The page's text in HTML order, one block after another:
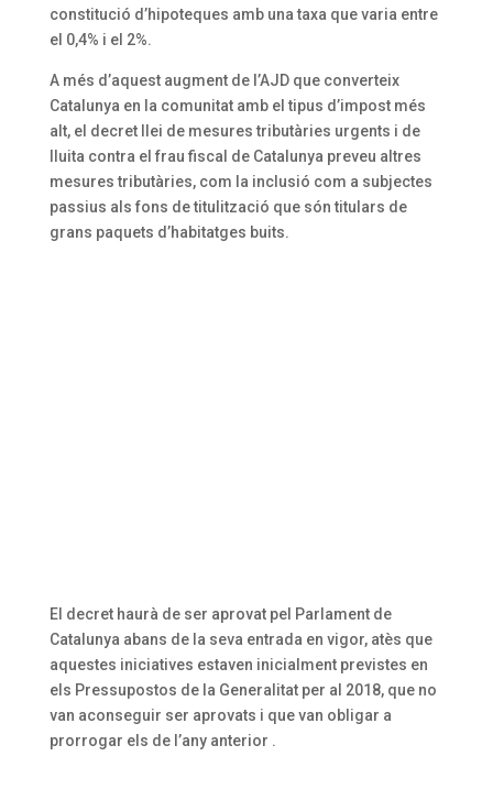
constitució d’hipoteques amb una taxa que varia entre
el 0,4% i el 2%.
A més d’aquest augment de l’AJD que converteix
Catalunya en la comunitat amb el tipus d’impost més
alt, el decret llei de mesures tributàries urgents i de
lluita contra el frau fiscal de Catalunya preveu altres
mesures tributàries, com la inclusió com a subjectes
passius als fons de titulització que són titulars de
grans paquets d’habitatges buits.
El decret haurà de ser aprovat pel Parlament de
Catalunya abans de la seva entrada en vigor, atès que
aquestes iniciatives estaven inicialment previstes en
els Pressupostos de la Generalitat per al 2018, que no
van aconseguir ser aprovats i que van obligar a
prorrogar els de l’any anterior .